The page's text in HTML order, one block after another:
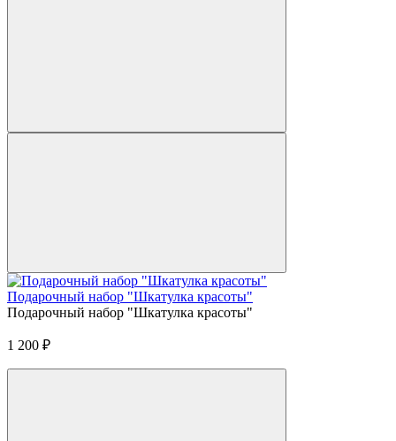
Подарочный набор "Шкатулка красоты"
Подарочный набор "Шкатулка красоты"
1 200 ₽